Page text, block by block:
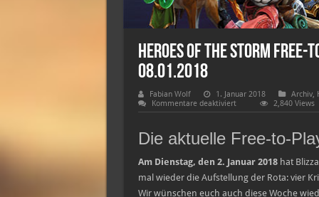
Heroes of the Storm Free-
08.01.2018
Fabian Wolf 1. Januar 2018 Archiv,
Kommentare deaktiviertfür
Heroes
the
Storm
to-
Play-
Heldenrotation
2,840 Views
Die aktuelle Free-to-
Am Dienstag, den 2. Januar 2018hat
mal wieder die Aufstellung der Rota: vier
Wir wünschen euch auch diese Woche